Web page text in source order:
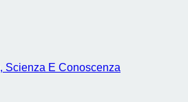
Scienza E Conoscenza